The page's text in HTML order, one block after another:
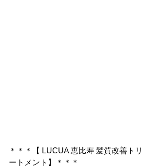
＊＊＊【 LUCUA 恵比寿 髪質改善トリ
ートメント】＊＊＊